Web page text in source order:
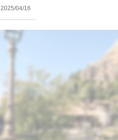
2025/04/16